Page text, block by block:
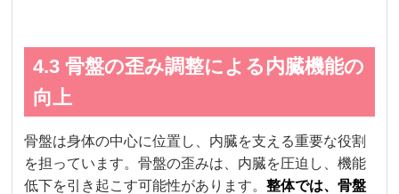
4.3 骨盤の歪み調整による内臓機能の
向上
骨盤は身体の中心に位置し、内臓を支える重要な役割
を担っています。骨盤の歪みは、内臓を圧迫し、機能
低下を引き起こす可能性があります。整体では、骨盤